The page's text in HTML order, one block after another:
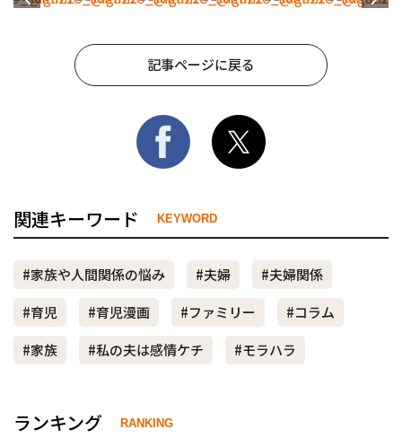
記事ページに戻る
関連キーワード KEYWORD
#家族や人間関係の悩み #夫婦
#夫婦関係
#育児
#育児漫画 #ファミリー
#コラム
#家族
#私の夫は感情ケチ #モラハラ
ランキング RANKING